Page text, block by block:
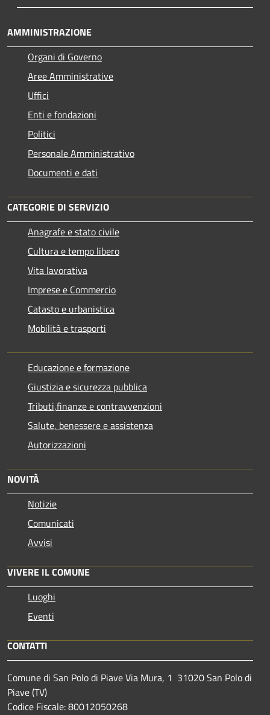
AMMINISTRAZIONE
Organi di Governo
Aree Amministrative
Uffici
Enti e fondazioni
Politici
Personale Amministrativo
Documenti e dati
CATEGORIE DI SERVIZIO
Anagrafe e stato civile
Cultura e tempo libero
Vita lavorativa
Imprese e Commercio
Catasto e urbanistica
Mobilità e trasporti
Educazione e formazione
Giustizia e sicurezza pubblica
Tributi,finanze e contravvenzioni
Salute, benessere e assistenza
Autorizzazioni
NOVITÀ
Notizie
Comunicati
Avvisi
VIVERE IL COMUNE
Luoghi
Eventi
CONTATTI
Comune di San Polo di Piave Via Mura, 1 31020 San Polo di
Piave (TV)
Codice Fiscale: 80012050268